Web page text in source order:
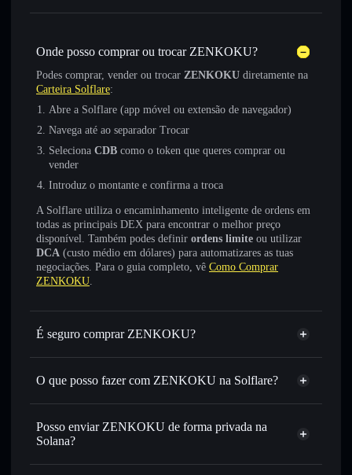
Onde posso comprar ou trocar ZENKOKU?
Podes comprar, vender ou trocar ZENKOKU diretamente na
Carteira Solflare:
Abre a Solflare (app móvel ou extensão de navegador)
Navega até ao separador Trocar
Seleciona CDB como o token que queres comprar ou
vender
Introduz o montante e confirma a troca
A Solflare utiliza o encaminhamento inteligente de ordens em
todas as principais DEX para encontrar o melhor preço
disponível. Também podes definir ordens limite ou utilizar
DCA (custo médio em dólares) para automatizares as tuas
negociações. Para o guia completo, vê Como Comprar
ZENKOKU.
É seguro comprar ZENKOKU?
ZENKOKU não está verificado
O que posso fazer com ZENKOKU na Solflare?
ZENKOKU
Carteira Solflare
Trocar instantaneamente — trocar CDB por SOL, USDC
ou milhares de outros tokens Solana com encaminhamento
disponível
Posso enviar ZENKOKU de forma privada na
Solana?
Agregador de Privacidade